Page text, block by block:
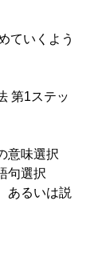
ていくよう
第1ステッ
意味選択
句選択
あるいは説